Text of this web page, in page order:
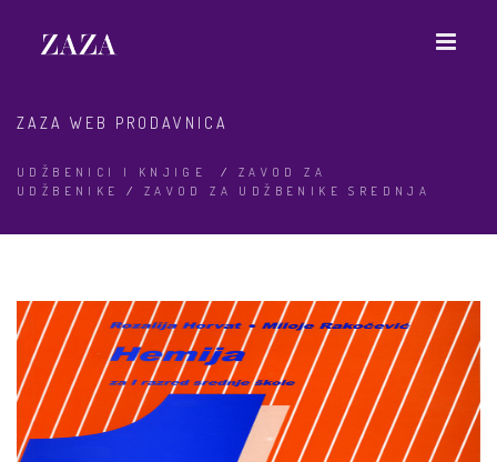
ZAZA WEB PRODAVNICA
UDŽBENICI I KNJIGE / ZAVOD ZA
UDŽBENIKE
/ ZAVOD ZA UDŽBENIKE SREDNJA